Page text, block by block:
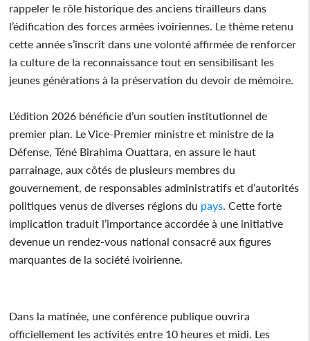
rappeler le rôle historique des anciens tirailleurs dans
l’édification des forces armées ivoiriennes. Le thème retenu
cette année s’inscrit dans une volonté affirmée de renforcer
la culture de la reconnaissance tout en sensibilisant les
jeunes générations à la préservation du devoir de mémoire.
L’édition 2026 bénéficie d’un soutien institutionnel de
premier plan. Le Vice-Premier ministre et ministre de la
Défense, Téné Birahima Ouattara, en assure le haut
parrainage, aux côtés de plusieurs membres du
gouvernement, de responsables administratifs et d’autorités
politiques venus de diverses régions du pays . Cette forte
implication traduit l’importance accordée à une initiative
devenue un rendez-vous national consacré aux figures
marquantes de la société ivoirienne.
Dans la matinée, une conférence publique ouvrira
officiellement les activités entre 10 heures et midi. Les